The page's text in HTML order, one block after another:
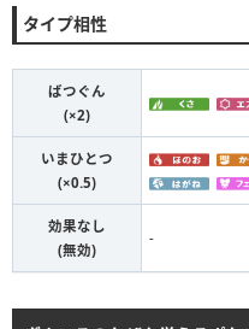
タイプ相性
ばつぐん
(×2)
いまひとつ
(×0.5)
効果なし
(無効)
-